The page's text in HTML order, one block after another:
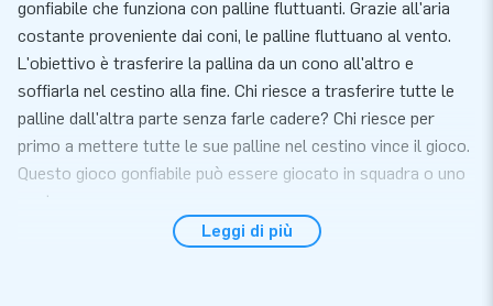
gonfiabile che funziona con palline fluttuanti. Grazie all'aria
costante proveniente dai coni, le palline fluttuano al vento.
L'obiettivo è trasferire la pallina da un cono all'altro e
soffiarla nel cestino alla fine. Chi riesce a trasferire tutte le
palline dall'altra parte senza farle cadere? Chi riesce per
primo a mettere tutte le sue palline nel cestino vince il gioco.
Questo gioco gonfiabile può essere giocato in squadra o uno
contro uno.
Gioco gonfiabile di alta qualità
Leggi di più